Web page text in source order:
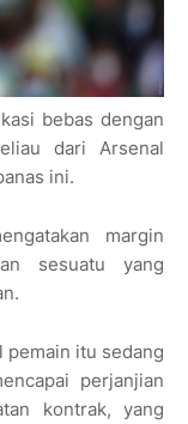
bebas dengan
dari Arsenal
ini.
margin
sesuatu yang
pemain itu sedang
perjanjian
kontrak, yang